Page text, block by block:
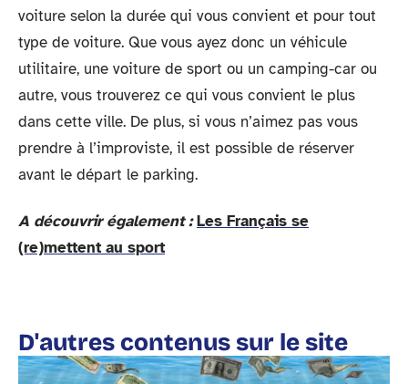
voiture selon la durée qui vous convient et pour tout
type de voiture. Que vous ayez donc un véhicule
utilitaire, une voiture de sport ou un camping-car ou
autre, vous trouverez ce qui vous convient le plus
dans cette ville. De plus, si vous n’aimez pas vous
prendre à l’improviste, il est possible de réserver
avant le départ le parking.
A découvrir également : Les Français se
(re)mettent au sport
D'autres contenus sur le site